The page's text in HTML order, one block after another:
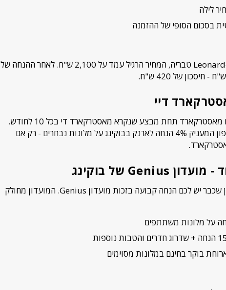
לילה
בסכום הסופי של ההזמנה
בהזמנת 3 לילות במלון Leonardo Plaza טבריה, המחיר הרגיל עמד על 2,100 ש"ח. לאחר ההנחה של
בוקינג מקיימת שיתוף פעולה עם מאסטרקארד תחת מבצע שנקרא מאסטרקארד די בכל 10 לחודש.
במסגרת המבצע הזה, יש קוד קופון המעניק 4% הנחה לארנק בבוקינג על מלונות נבחרים - רק אם
אם יש לכם חשבון בבוקינג - ייתכן שכבר יש לכם הנחה קבועה בזכות מועדון Genius. המועדון מחולק